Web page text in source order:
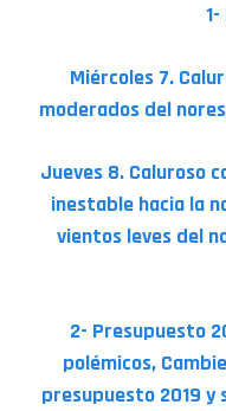
Miércoles 7.
moderados del
Jueves 8. Caluroso
inestable hacia la
vientos leves del
2- Presupuesto
polémicos,
presupuesto 2019 y